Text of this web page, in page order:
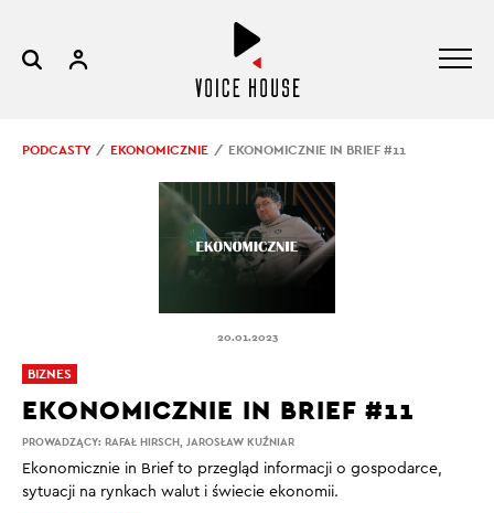
PODCASTY EKONOMICZNIE EKONOMICZNIE IN BRIEF #11
20.01.2023
PROWADZĄCY: RAFAŁ HIRSCH, JAROSŁAW KUŹNIAR
EKONOMICZNIE IN BRIEF #11
Ekonomicznie in Brief to przegląd informacji o gospodarce,
sytuacji na rynkach walut i świecie ekonomii.
BIZNES